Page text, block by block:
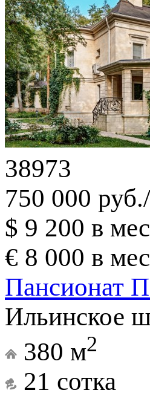
38973
750 000
$ 9 200 в
€ 8 000 в
Пансионат
Ильинское
380 м2
21 сотка